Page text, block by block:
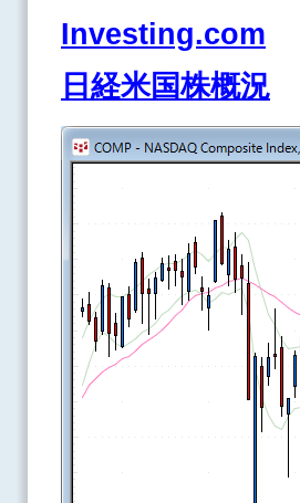
Investing.com
日経米国株概況